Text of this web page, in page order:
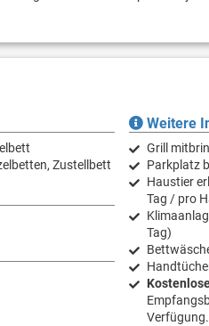
Zustellbett
Weitere
Grill
Parkplatz
Haustier
Tag / pro
Tag)
Verfügung.